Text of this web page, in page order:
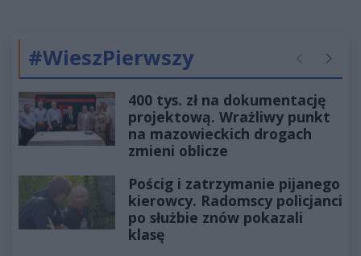
#WieszPierwszy Poprzednie
400 tys. zł na dokumentację
projektową. Wrażliwy punkt
na mazowieckich drogach
zmieni oblicze
Pościg i zatrzymanie pijanego
kierowcy. Radomscy policjanci
po służbie znów pokazali
klasę